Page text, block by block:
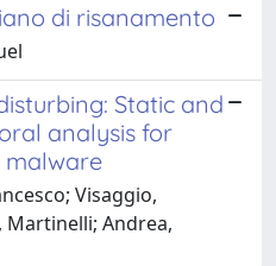
di risanamento
Static and
analysis for
malware
Visaggio,
Martinelli; Andrea,